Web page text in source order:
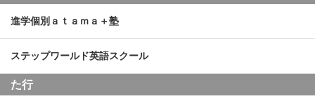
進学個別ａｔａｍａ＋塾
ステップワールド英語スクール
た行